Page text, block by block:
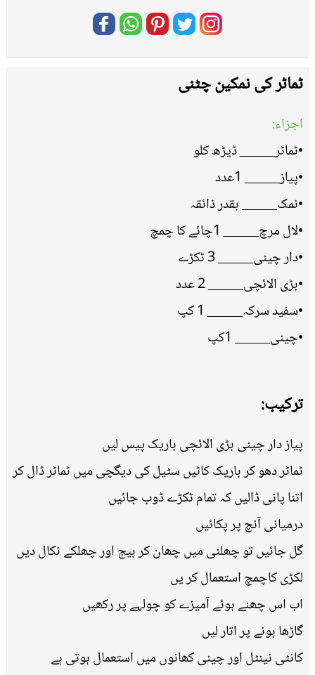
ٹماٹر کی نمکین چٹنی
اجزاء:
•ٹماٹر_____ ڈیڑھ کلو
•پیاز_____ 1عدد
•نمک_____ بقدر ذائقہ
•لال مرچ_____ 1چائے کا چمچ
•دار چینی_____ 3 ٹکڑے
•بڑی الائچی_____ 2 عدد
•سفید سرکہ_____ 1 کپ
•چینی_____ 1کپ
ترکیب:
پیاز دار چینی بڑی الائچی باریک پیس لیں
ٹماٹر دھو کر باریک کاٹیں سٹیل کی دیگچی میں ٹماٹر ڈال کر
اتنا پانی ڈالیں کہ تمام ٹکڑے ڈوب جائیں
درمیانی آنچ پر پکائیں
گل جائیں تو چھلنی میں چھان کر بیج اور چھلکے نکال دیں
لکڑی کاچمچ استعمال کر یں
اب اس چھنے ہوئے آمیزے کو چولہے پر رکھیں
گاڑھا ہونے پر اتار لیں
کانٹی نینٹل اور چینی کھانوں میں استعمال ہوتی ہے